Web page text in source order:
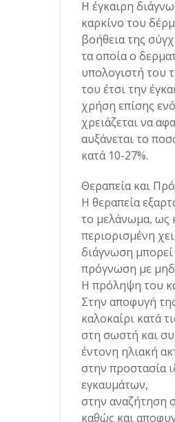
Η έγκαιρη
καρκίνο του
βοήθεια της
τα οποία ο
υπολογιστή του
του έτσι την
χρήση επίσης
χρειάζεται να
αυξάνεται το
κατά 10-27%.
Θεραπεία και
Η θεραπεία
το μελάνωμα, ως
περιορισμένη
διάγνωση
πρόγνωση με
Η πρόληψη του
Στην αποφυγή
καλοκαίρι κατά
στη σωστή και
έντονη ηλιακή
στην προστασία
εγκαυμάτων,
στην αναζήτηση
καθώς και